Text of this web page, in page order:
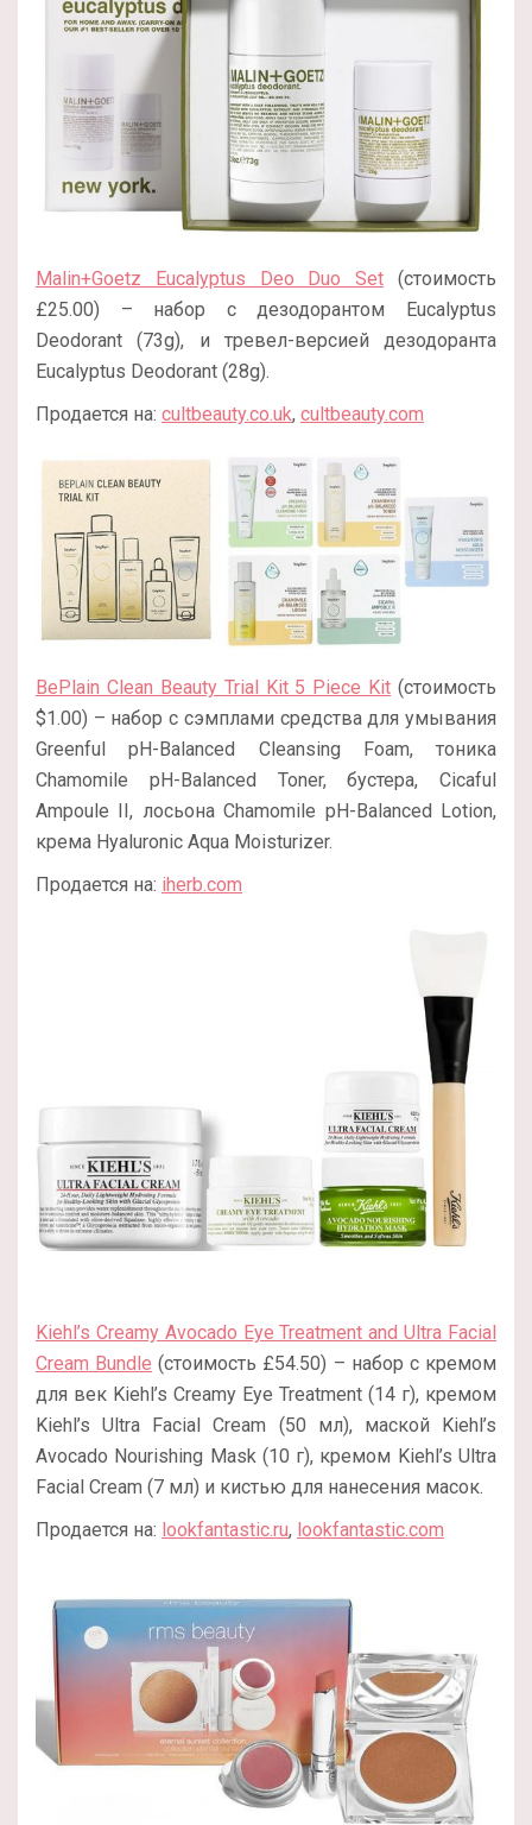
Malin+Goetz Eucalyptus Deo Duo Set (стоимость
£25.00) – набор с дезодорантом Eucalyptus
Deodorant (73g), и тревел-версией дезодоранта
Eucalyptus Deodorant (28g).
Продается на: cultbeauty.co.uk, cultbeauty.com
BePlain Clean Beauty Trial Kit 5 Piece Kit (стоимость
$1.00) – набор с сэмплами средства для умывания
Greenful pH-Balanced Cleansing Foam, тоника
Chamomile pH-Balanced Toner, бустера, Cicaful
Ampoule II, лосьона Chamomile pH-Balanced Lotion,
крема Hyaluronic Aqua Moisturizer.
Продается на: iherb.com
Kiehl’s Creamy Avocado Eye Treatment and Ultra Facial
Cream Bundle (стоимость £54.50) – набор с кремом
для век Kiehl’s Creamy Eye Treatment (14 г), кремом
Kiehl’s Ultra Facial Cream (50 мл), маской Kiehl’s
Avocado Nourishing Mask (10 г), кремом Kiehl’s Ultra
Facial Cream (7 мл) и кистью для нанесения масок.
Продается на: lookfantastic.ru, lookfantastic.com